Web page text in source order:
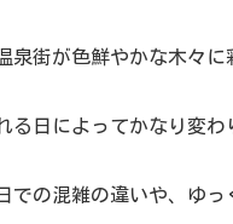
泉街が色鮮やかな木々
る日によってかなり変わ
での混雑の違いや、ゆ